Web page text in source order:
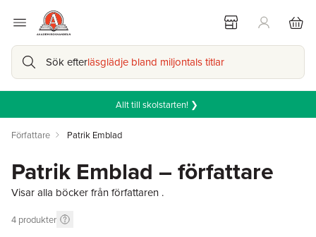
Sök efterläsglädje bland miljontals titlar
Allt till skolstarten! ❯
Författare Patrik Emblad
Patrik Emblad – författare
Visar alla böcker från författaren .
4 produkter